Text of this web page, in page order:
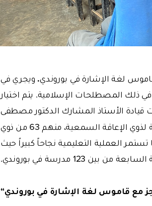
لغة الإشارة في بوروندي. ويجري في
قاموس إشاري يضم 850 كلمة بما في ذلك المصطلحات الإسلامية. يتم اختيار
قبل لجنة مكونة من 10 أشخاص تحت قيادة الأستاذ المشارك الدكتور مصطفى
يتلقى 78 طالبًا التعليم في مدرسة داخلية مخصصة لذوي الإعاقة السمعية، منهم 63 من ذوي
بينما تستمر العملية التعليمية نجاحاً كبيراً حيث
من بين 123 مدرسة في بوروندي.
مع قاموس لغة الإشارة في بوروندي“